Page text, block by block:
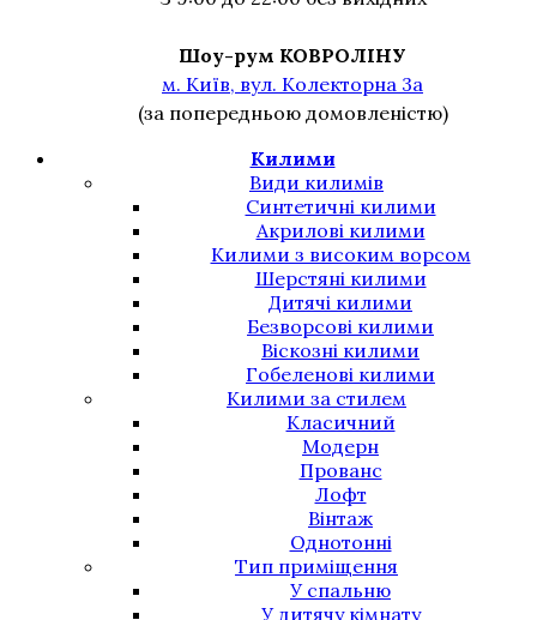
Шоу-рум КОВРОЛІНУ
м. Київ, вул. Колекторна 3а
(за попередньою домовленістю)
Килими
Види килимів
Синтетичні килими
Акрилові килими
Килими з високим ворсом
Шерстяні килими
Дитячі килими
Безворсові килими
Віскозні килими
Гобеленові килими
Килими за стилем
Класичний
Модерн
Прованс
Лофт
Вінтаж
Однотонні
Тип приміщення
У спальню
У дитячу кімнату